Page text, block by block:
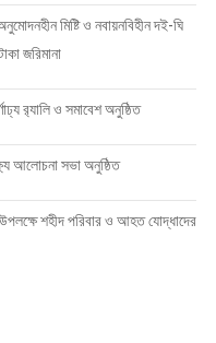
মিষ্টি ও নবায়নবিহীন দই-ঘি
জরিমানা
র‍্যালি ও সমাবেশ অনুষ্ঠিত
আলোচনা সভা অনুষ্ঠিত
শহীদ পরিবার ও আহত যোদ্ধাদের